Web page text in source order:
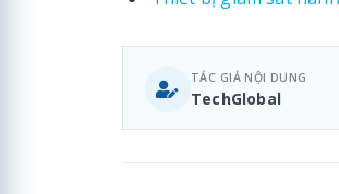
TÁC GIẢ NỘI DUNG
TechGlobal